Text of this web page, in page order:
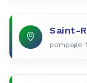
Saint-
pompage